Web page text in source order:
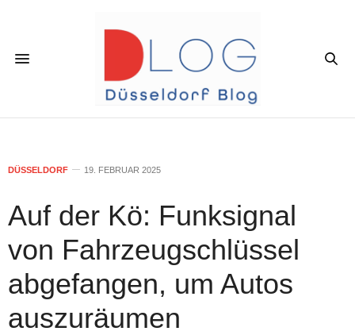
DÜSSELDORF 19. FEBRUAR 2025
Auf der Kö: Funksignal
von Fahrzeugschlüssel
abgefangen, um Autos
auszuräumen